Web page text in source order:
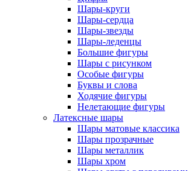
Шары-круги
Шары-сердца
Шары-звезды
Шары-леденцы
Большие фигуры
Шары с рисунком
Особые фигуры
Буквы и слова
Ходячие фигуры
Нелетающие фигуры
Латексные шары
Шары матовые классика
Шары прозрачные
Шары металлик
Шары хром